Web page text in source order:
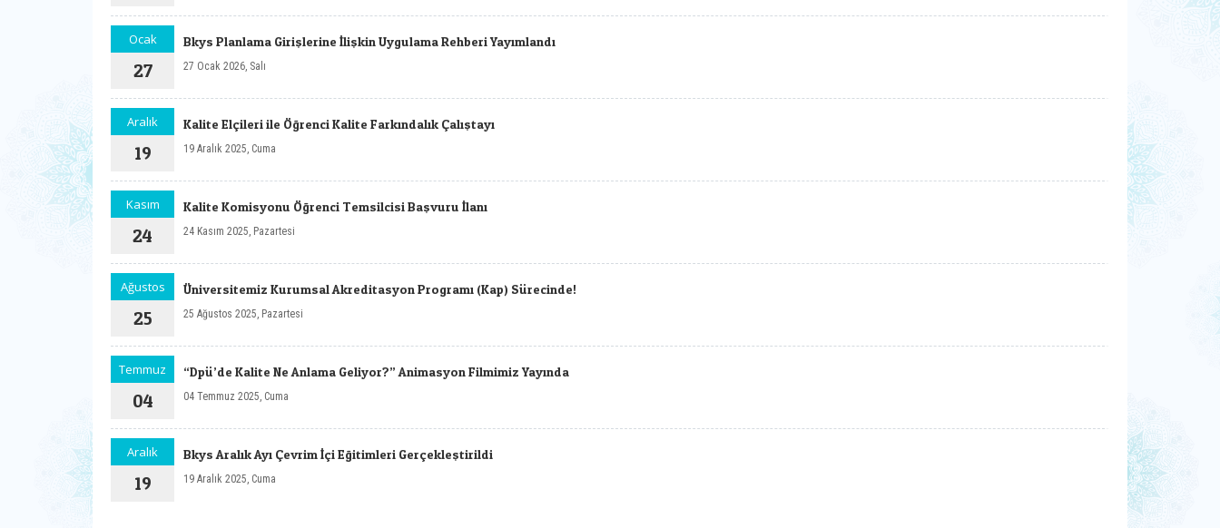
Ocak
27
Bkys Planlama Girişlerine İlişkin Uygulama Rehberi Yayımlandı
27 Ocak 2026, Salı
Aralık
19
Kalite Elçileri ile Öğrenci Kalite Farkındalık Çalıştayı
19 Aralık 2025, Cuma
Kasım
24
Kalite Komisyonu Öğrenci Temsilcisi Başvuru İlanı
24 Kasım 2025, Pazartesi
Ağustos
25
Üniversitemiz Kurumsal Akreditasyon Programı (Kap) Sürecinde!
25 Ağustos 2025, Pazartesi
Temmuz
04
“Dpü’de Kalite Ne Anlama Geliyor?” Animasyon Filmimiz Yayında
04 Temmuz 2025, Cuma
Aralık
19
Bkys Aralık Ayı Çevrim İçi Eğitimleri Gerçekleştirildi
19 Aralık 2025, Cuma